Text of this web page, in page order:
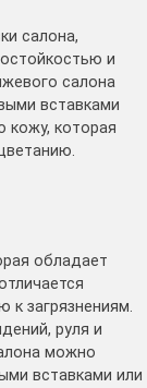
салона,
и
салона
вставками
кожу, которая
обладает
загрязнениям․
руля и
можно
вставками или